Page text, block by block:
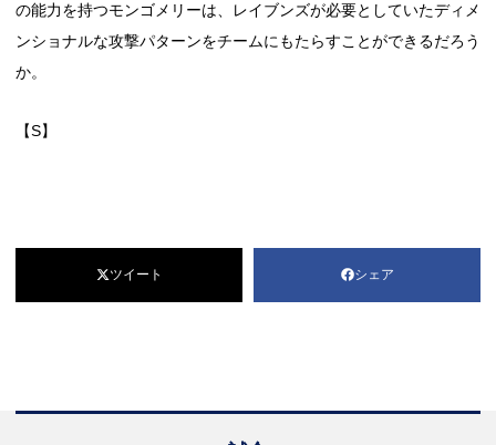
の能力を持つモンゴメリーは、レイブンズが必要としていたディメ
ンショナルな攻撃パターンをチームにもたらすことができるだろう
か。
【S】
ツイート シェア